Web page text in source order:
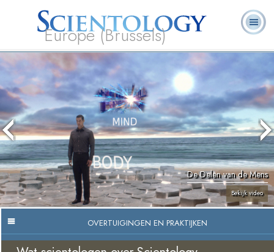
Europe (Brussels)
Ons
Hubbard
Wat is
Scientology?
vragen
De Delen van de Mens
Bekijk video
OVERTUIGINGEN EN PRAKTIJKEN